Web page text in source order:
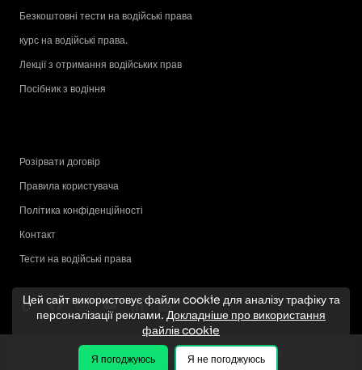
Безкоштовні тести на водійські права
курс на водійські права.
Лекції з отримання водійських прав
Посібник з водіння
Розірвати договір
Правила користувача
Політика конфіденційності
Контакт
Тести на водійські права
Цей сайт використовує файли cookie для аналізу трафіку та
персоналізації реклами. Докладніше про використання
файлів cookie
Я погоджуюсь Я не погоджуюсь